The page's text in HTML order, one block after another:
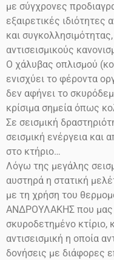
με σύγχρονες
εξαιρετικές ιδιότητες
και
αντισεισμικούς
Ο χάλυβας οπλισμού
ενισχύει το φέροντα
δεν αφήνει το
κρίσιμα σημεία όπως
Σε σεισμική
σεισμική ενέργεια και
στο κτήριο…
Λόγω της μεγάλης
αυστηρά η στατική
με τη χρήση του
ΑΝΔΡΟΥΛΑΚΗΣ που μας
σκυροδετημένο κτίριο,
αντισεισμική η οποία
δονήσεις με διάφορες